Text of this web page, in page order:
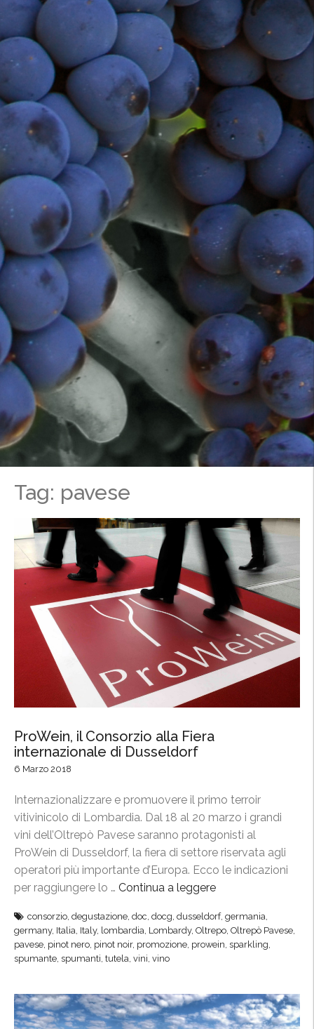
Tag: pavese
ProWein, il Consorzio alla Fiera
internazionale di Dusseldorf
6 Marzo 2018
Internazionalizzare e promuovere il primo terroir
vitivinicolo di Lombardia. Dal 18 al 20 marzo i grandi
vini dell’Oltrepò Pavese saranno protagonisti al
ProWein di Dusseldorf, la fiera di settore riservata agli
operatori più importante d’Europa. Ecco le indicazioni
per raggiungere lo … Continua a leggere
r
o
i
n
consorzio, degustazione, doc, docg, dusseldorf, germania,
germany, Italia, Italy, lombardia, Lombardy, Oltrepo, Oltrepò Pavese,
pavese, pinot nero, pinot noir, promozione, prowein, sparkling,
spumante, spumanti, tutela, vini, vino